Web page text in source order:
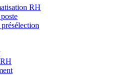
RH